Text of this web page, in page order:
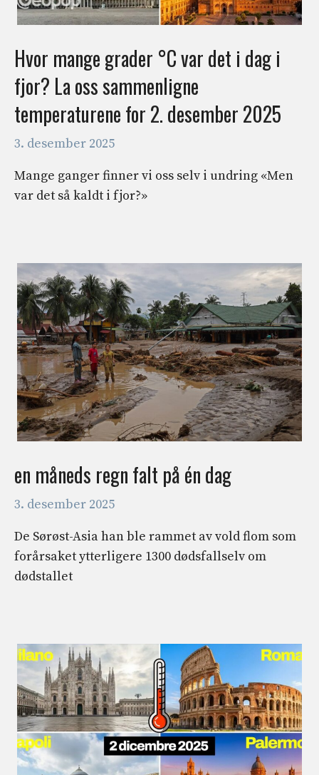
Hvor mange grader °C var det i dag i
fjor? La oss sammenligne
temperaturene for 2. desember 2025
3. desember 2025
Mange ganger finner vi oss selv i undring «Men
var det så kaldt i fjor?»
en måneds regn falt på én dag
3. desember 2025
De Sørøst-Asia han ble rammet av vold flom som
forårsaket ytterligere 1300 dødsfallselv om
dødstallet